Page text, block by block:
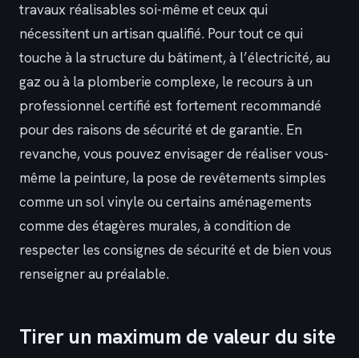
travaux réalisables soi-même et ceux qui
nécessitent un artisan qualifié. Pour tout ce qui
touche à la structure du bâtiment, à l’électricité, au
gaz ou à la plomberie complexe, le recours à un
professionnel certifié est fortement recommandé
pour des raisons de sécurité et de garantie. En
revanche, vous pouvez envisager de réaliser vous-
même la peinture, la pose de revêtements simples
comme un sol vinyle ou certains aménagements
comme des étagères murales, à condition de
respecter les consignes de sécurité et de bien vous
renseigner au préalable.
Tirer un maximum de valeur du site